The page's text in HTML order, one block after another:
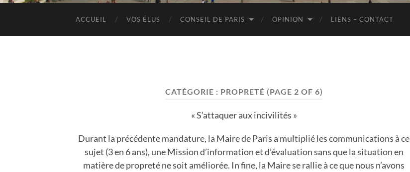
Paris
ACCUEIL VOS ÉLUS CONSEIL DE PARIS OPINION LIENS – CONTACT
CATÉGORIE : PROPRETÉ (PAGE 2 OF 6)
« S’attaquer aux incivilités »
Durant la précédente mandature, la Maire de Paris a multiplié les communications à ce
sujet (3 en 6 ans), une Mission d’information et d’évaluation sans que la situation en
matière de propreté ne soit améliorée. In fine, la Maire se rallie à ce que nous n’avons